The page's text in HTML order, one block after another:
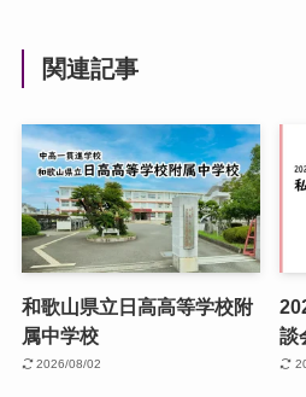
関連記事
和歌山県立日高高等学校附
属中学校
2026/08/02
談